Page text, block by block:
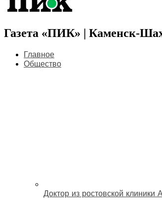
Газета «ПИК» | Каменск-
Главное
Общество
Доктор из ростовской